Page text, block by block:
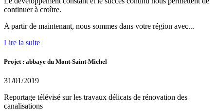
continuer à croître.
A partir de maintenant, nous sommes dans votre région avec...
Lire la suite
Projet : abbaye du Mont-Saint-Michel
31/01/2019
Reportage télévisé sur les travaux délicats de rénovation des
canalisations